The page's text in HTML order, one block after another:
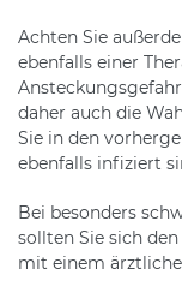
Achten Sie
ebenfalls einer
daher auch die
Sie in den
ebenfalls infiziert
Bei besonders
sollten Sie sich
mit einem